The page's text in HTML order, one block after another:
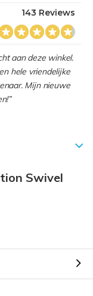
143 Reviews
aan deze winkel.
hele vriendelijke
Mijn nieuwe
Swivel